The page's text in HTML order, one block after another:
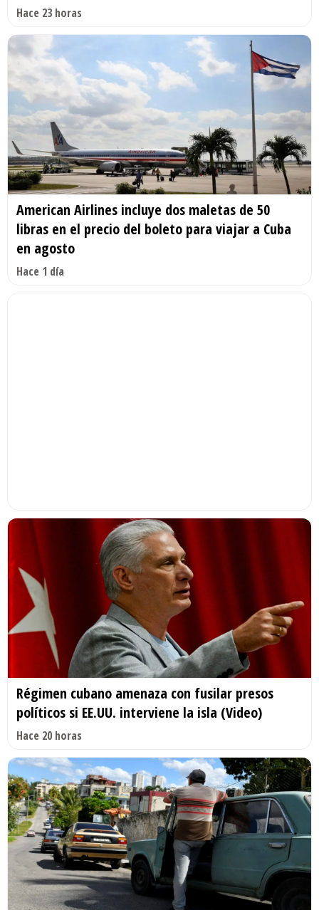
Hace 23 horas
American Airlines incluye dos maletas de 50
libras en el precio del boleto para viajar a Cuba
en agosto
Hace 1 día
Régimen cubano amenaza con fusilar presos
políticos si EE.UU. interviene la isla (Video)
Hace 20 horas